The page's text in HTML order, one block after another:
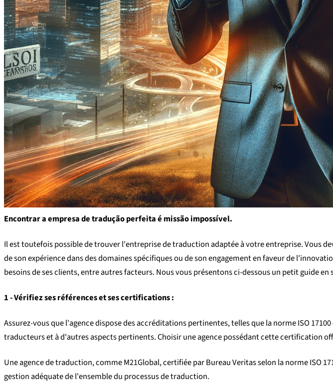
Encontrar a empresa de tradução perfeita é missão impossível.
Il est toutefois possible de trouver l'entreprise de traduction adaptée à votre entreprise. Vous
de son expérience dans des domaines spécifiques ou de son engagement en faveur de
besoins de ses clients, entre autres facteurs. Nous vous présentons ci-dessous un petit guide
1 - Vérifiez ses références et ses certifications :
Assurez-vous que l'agence dispose des accréditations pertinentes, telles que la norme ISO
traducteurs et à d'autres aspects pertinents. Choisir une agence possédant cette certification
Une agence de traduction, comme M21Global, certifiée par Bureau Veritas selon la norme
gestion adéquate de l'ensemble du processus de traduction.